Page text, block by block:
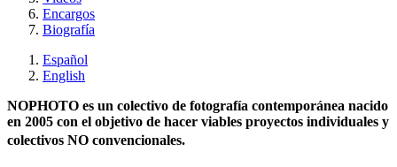
Encargos
Biografía
Español
English
NOPHOTO es un colectivo de fotografía contemporánea nacido
en 2005 con el objetivo de hacer viables proyectos individuales y
colectivos NO convencionales.